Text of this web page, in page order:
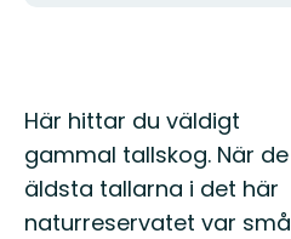
Beskrivning
Här hittar du väldigt
gammal tallskog. När de
äldsta tallarna i det här
naturreservatet var små